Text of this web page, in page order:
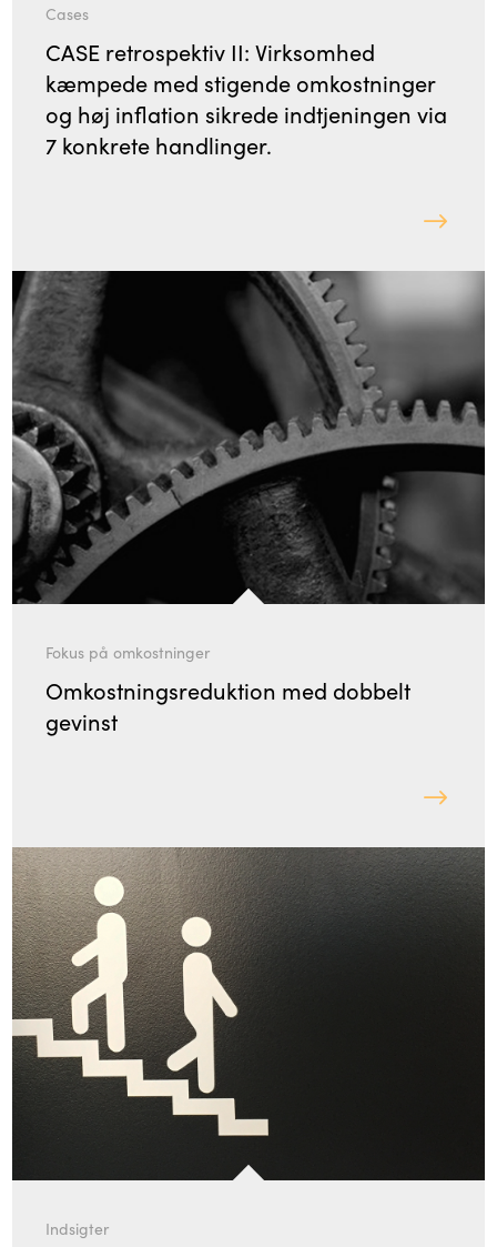
Cases
CASE retrospektiv II: Virksomhed
kæmpede med stigende omkostninger
og høj inflation sikrede indtjeningen via
7 konkrete handlinger.
Fokus på omkostninger
Omkostningsreduktion med dobbelt
gevinst
Indsigter